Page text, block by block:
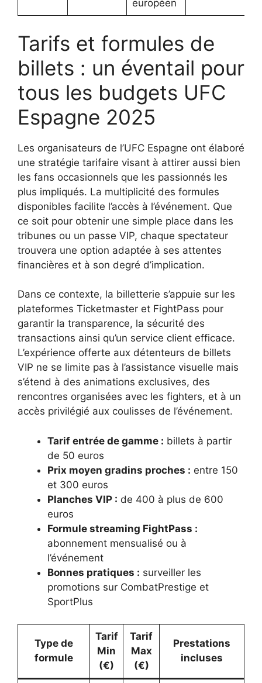
européen
Tarifs et formules de
billets : un éventail pour
tous les budgets UFC
Espagne 2025
Les organisateurs de l’UFC Espagne ont élaboré
une stratégie tarifaire visant à attirer aussi bien
les fans occasionnels que les passionnés les
plus impliqués. La multiplicité des formules
disponibles facilite l’accès à l’événement. Que
ce soit pour obtenir une simple place dans les
tribunes ou un passe VIP, chaque spectateur
trouvera une option adaptée à ses attentes
financières et à son degré d’implication.
Dans ce contexte, la billetterie s’appuie sur les
plateformes Ticketmaster et FightPass pour
garantir la transparence, la sécurité des
transactions ainsi qu’un service client efficace.
L’expérience offerte aux détenteurs de billets
VIP ne se limite pas à l’assistance visuelle mais
s’étend à des animations exclusives, des
rencontres organisées avec les fighters, et à un
accès privilégié aux coulisses de l’événement.
Tarif entrée de gamme : billets à partir
de 50 euros
Prix moyen gradins proches : entre 150
et 300 euros
Planches VIP : de 400 à plus de 600
euros
Formule streaming FightPass :
abonnement mensualisé ou à
l’événement
Bonnes pratiques : surveiller les
promotions sur CombatPrestige et
SportPlus
Type de
formule
Tarif
Min
(€)
Tarif
Max
(€)
Prestations
incluses